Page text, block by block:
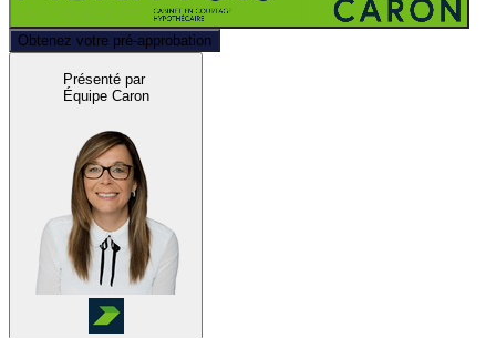
Obtenez votre pré-approbation
Présenté par
Équipe Caron